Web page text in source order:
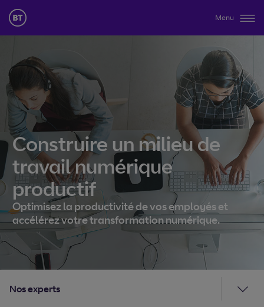
Menu
Construire un milieu de
travail numérique
productif
Optimisez la productivité de vos employés et
accélérez votre transformation numérique.
Nos experts